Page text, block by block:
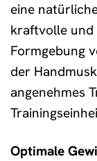
eine
kraftvolle und
Formgebung
der
angenehmes
Optimale